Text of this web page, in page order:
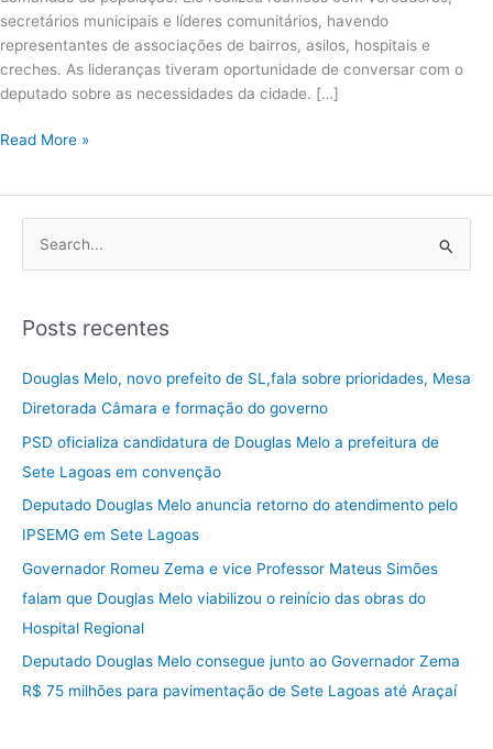
secretários municipais e líderes comunitários, havendo
representantes de associações de bairros, asilos, hospitais e
creches. As lideranças tiveram oportunidade de conversar com o
deputado sobre as necessidades da cidade. […]
Read More »
q
p
o
r
:
Posts recentes
Douglas Melo, novo prefeito de SL,fala sobre prioridades, Mesa
Diretorada Câmara e formação do governo
PSD oficializa candidatura de Douglas Melo a prefeitura de
Sete Lagoas em convenção
Deputado Douglas Melo anuncia retorno do atendimento pelo
IPSEMG em Sete Lagoas
Governador Romeu Zema e vice Professor Mateus Simões
falam que Douglas Melo viabilizou o reinício das obras do
Hospital Regional
Deputado Douglas Melo consegue junto ao Governador Zema
R$ 75 milhões para pavimentação de Sete Lagoas até Araçaí